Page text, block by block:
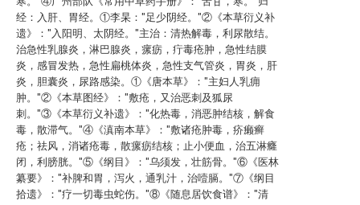
经：入肝、胃经。①李杲："足少阴经。"②《本草衍义补
遗》："入阳明、太阴经。"主治：清热解毒，利尿散结。
治急性乳腺炎，淋巴腺炎，瘰疬，疔毒疮肿，急性结膜
炎，感冒发热，急性扁桃体炎，急性支气管炎，胃炎，肝
炎，胆囊炎，尿路感染。①《唐本草》："主妇人乳痈
肿。"②《本草图经》："敷疮，又治恶刺及狐尿
刺。"③《本草衍义补遗》："化热毒，消恶肿结核，解食
毒，散滞气。"④《滇南本草》："敷诸疮肿毒，疥癞癣
疮；祛风，消诸疮毒，散瘰疬结核；止小便血，治五淋癃
闭，利膀胱。"⑤《纲目》："乌须发，壮筋骨。"⑥《医林
纂要》："补脾和胃，泻火，通乳汁，治噎膈。"⑦《纲目
拾遗》："疗一切毒虫蛇伤。"⑧《随息居饮食谱》："清